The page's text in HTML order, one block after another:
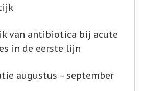
van antibiotica bij acute
in de eerste lijn
augustus – september